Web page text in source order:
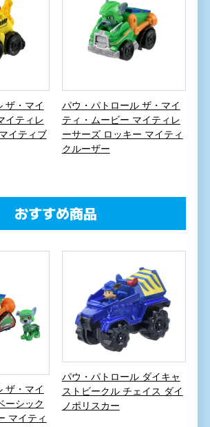
ザ・マイ
イティレ
イティブ
パウ・パトロール ザ・マイ
ティ・ムービー マイティレ
ーサーズ ロッキー マイティ
クルーザー
おすすめ商品
ザ・マイ
ーシック
マイティ
パウ・パトロール ダイキャ
ストビークル チェイス ダイ
ノポリスカー